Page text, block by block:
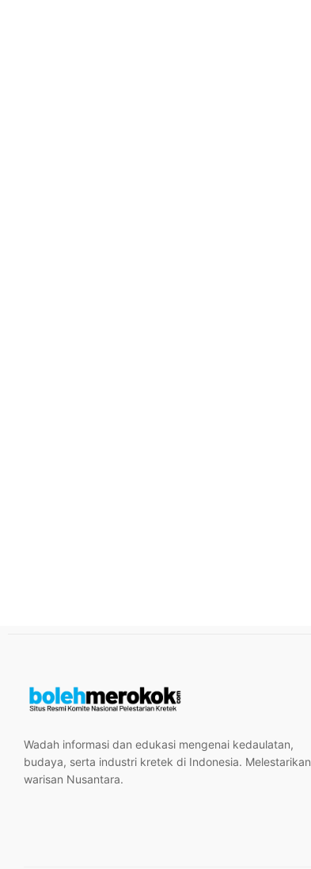
Wadah informasi dan edukasi mengenai kedaulatan,
budaya, serta industri kretek di Indonesia. Melestarikan
warisan Nusantara.